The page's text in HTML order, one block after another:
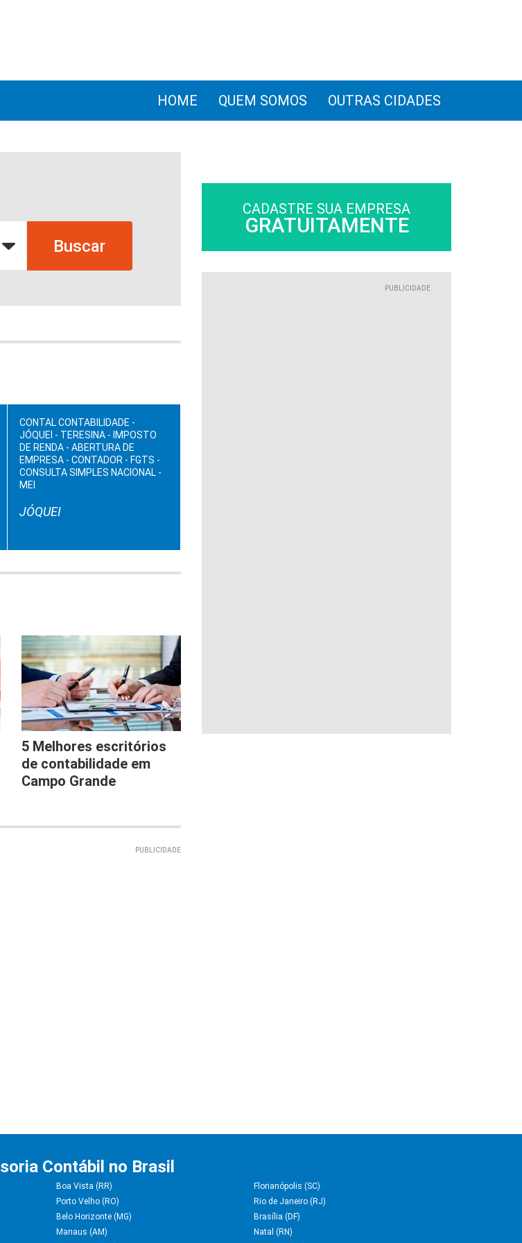
HOME QUEM SOMOS OUTRAS CIDADES
CONTAL CONTABILIDADE -
JÓQUEI - TERESINA - IMPOSTO
DE RENDA - ABERTURA DE
EMPRESA - CONTADOR - FGTS -
CONSULTA SIMPLES NACIONAL -
MEI
JÓQUEI
5 Melhores escritórios
de contabilidade em
Campo Grande
PUBLICIDADE
CADASTRE SUA EMPRESA
GRATUITAMENTE
PUBLICIDADE
Contábil no Brasil
Boa Vista (RR)
Florianópolis (SC)
Porto Velho (RO)
Rio de Janeiro (RJ)
Belo Horizonte (MG)
Brasília (DF)
Manaus (AM)
Natal (RN)